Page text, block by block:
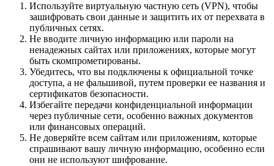
Используйте виртуальную частную сеть (VPN), чтобы
зашифровать свои данные и защитить их от перехвата в
публичных сетях.
Не вводите личную информацию или пароли на
ненадежных сайтах или приложениях, которые могут
быть скомпрометированы.
Убедитесь, что вы подключены к официальной точке
доступа, а не фальшивой, путем проверки ее названия и
сертификатов безопасности.
Избегайте передачи конфиденциальной информации
через публичные сети, особенно важных документов
или финансовых операций.
Не доверяйте всем сайтам или приложениям, которые
спрашивают вашу личную информацию, особенно если
они не используют шифрование.